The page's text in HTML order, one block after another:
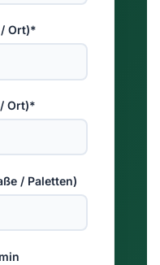
Ort)*
Ort)*
/ Paletten)